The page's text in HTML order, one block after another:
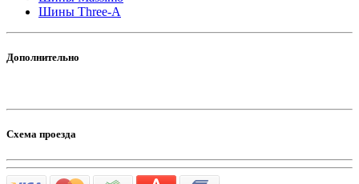
Шины Three-A
Дополнительно
Схема проезда